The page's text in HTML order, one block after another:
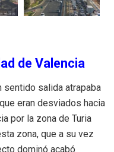
de Valencia
sentido salida atrapaba
eran desviados hacia
por la zona de Turia
zona, que a su vez
dominó acabó